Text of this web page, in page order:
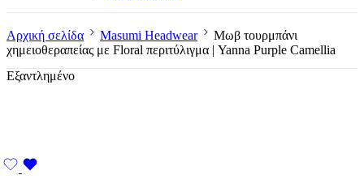
Αρχική σελίδα Masumi Headwear
Μωβ τουρμπάνι
χημειοθεραπείας με Floral περιτύλιγμα | Yanna Purple Camellia
Εξαντλημένο